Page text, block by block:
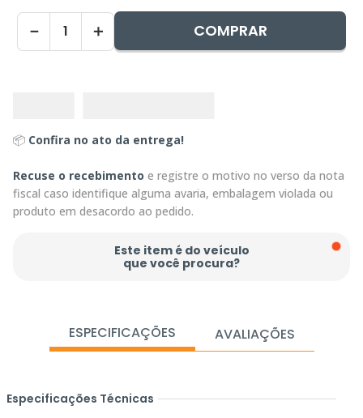
＋
－ COMPRAR
📦 Confira no ato da entrega!
Recuse o recebimento e registre o motivo no verso da nota
fiscal caso identifique alguma avaria, embalagem violada ou
produto em desacordo ao pedido.
Este item é do veículo
que você procura?
ESPECIFICAÇÕES AVALIAÇÕES
Especificações Técnicas